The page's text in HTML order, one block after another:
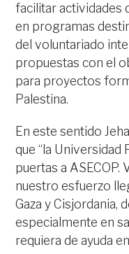
facilitar actividades
en programas
del voluntariado
propuestas con el
para proyectos
Palestina.
En este sentido
que “la Universidad
puertas a ASECOP.
nuestro esfuerzo
Gaza y Cisjordania,
especialmente en
requiera de ayuda